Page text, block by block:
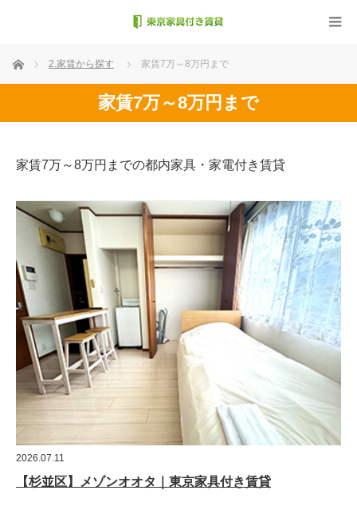
ホーム 2.家賃から探す 家賃7万～8万円まで
家賃7万～8万円まで
家賃7万～8万円までの都内家具・家電付き賃貸
2026.07.11
【杉並区】メゾンオオタ｜東京家具付き賃貸